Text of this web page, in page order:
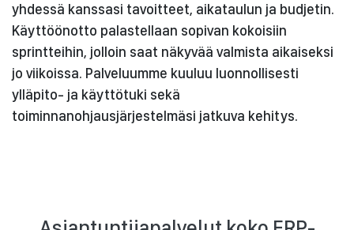
yhdessä kanssasi tavoitteet, aikataulun ja budjetin.
Käyttöönotto palastellaan sopivan kokoisiin
sprintteihin, jolloin saat näkyvää valmista aikaiseksi
jo viikoissa. Palveluumme kuuluu luonnollisesti
ylläpito- ja käyttötuki sekä
toiminnanohjausjärjestelmäsi jatkuva kehitys.